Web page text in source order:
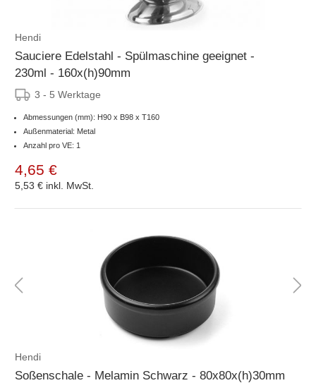
Hendi
Sauciere Edelstahl - Spülmaschine geeignet -
230ml - 160x(h)90mm
3 - 5 Werktage
Abmessungen (mm): H90 x B98 x T160
Außenmaterial: Metal
Anzahl pro VE: 1
4,65 €
5,53 € inkl. MwSt.
Hendi
Soßenschale - Melamin Schwarz - 80x80x(h)30mm